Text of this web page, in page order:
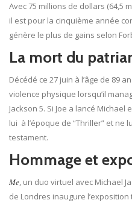
Avec 75 millions de dollars (64,5
il est pour la cinquième année
génère le plus de gains selon
La mort du
Décédé ce 27 juin à l’âge de 89
violence physique lorsqu’il
Jackson 5. Si Joe a lancé
lui à l’époque de “Thriller” et ne
testament.
Hommage et
Me, un duo virtuel avec Michael
de Londres inaugure